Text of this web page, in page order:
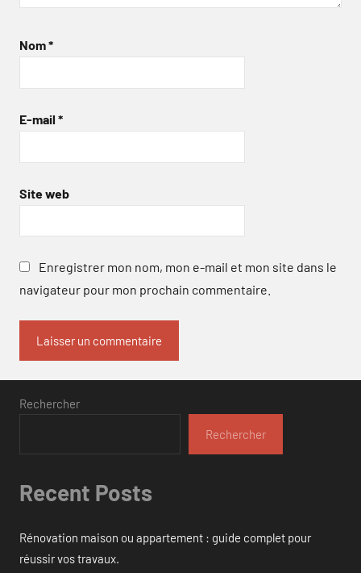
Nom*
E-mail *
Site web
Enregistrer mon nom, mon e-mail et mon site dans le
navigateur pour mon prochain commentaire.
Rechercher
Rechercher
Recent Posts
Rénovation maison ou appartement : guide complet pour
réussir vos travaux.